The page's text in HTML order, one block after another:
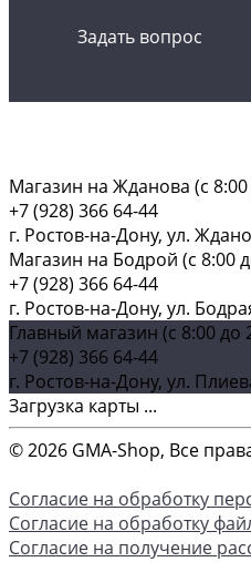
Задать вопрос
Магазин на Жданова (c 8:00
+7 (928) 366 64-44
г. Ростов-на-Дону, ул.
Магазин на Бодрой (c 8:00
+7 (928) 366 64-44
г. Ростов-на-Дону, ул.
Главный магазин (c 8:00 до
+7 (928) 366 64-44
г. Ростов-на-Дону, ул.
Загрузка карты ...
© 2026 GMA-Shop, Все
Согласие на обработку
Согласие на обработку
Согласие на получение